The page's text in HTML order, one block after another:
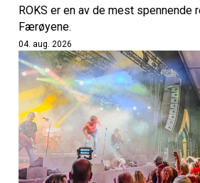
ROKS er en av de mest spennende
Færøyene.
04. aug. 2026